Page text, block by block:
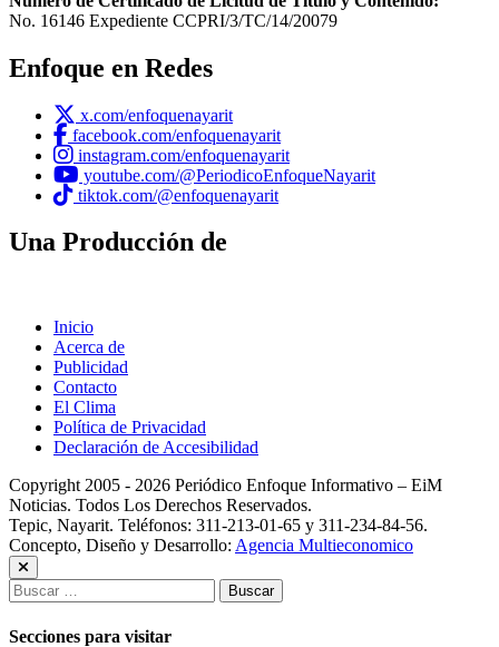
No. 16146 Expediente CCPRI/3/TC/14/20079
Enfoque en Redes
x.com/enfoquenayarit
facebook.com/enfoquenayarit
instagram.com/enfoquenayarit
youtube.com/@PeriodicoEnfoqueNayarit
tiktok.com/@enfoquenayarit
Una Producción de
Inicio
Acerca de
Publicidad
Contacto
El Clima
Política de Privacidad
Declaración de Accesibilidad
Copyright 2005 - 2026 Periódico Enfoque Informativo – EiM
Noticias. Todos Los Derechos Reservados.
Tepic, Nayarit. Teléfonos: 311-213-01-65 y 311-234-84-56.
Concepto, Diseño y Desarrollo: Agencia Multieconomico
Buscar:
Secciones para visitar